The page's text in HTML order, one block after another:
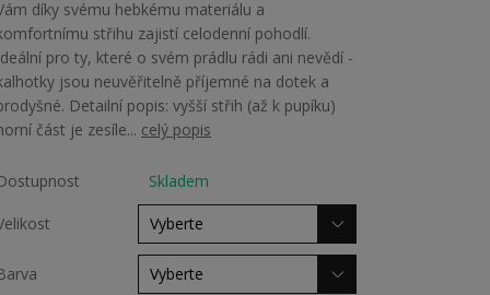
díky svému hebkému materiálu a
střihu zajistí celodenní pohodlí.
pro ty, které o svém prádlu rádi ani nevědí -
jsou neuvěřitelně příjemné na dotek a
Detailní popis: vyšší střih (až k pupíku)
část je zesíle... celý popis
Skladem